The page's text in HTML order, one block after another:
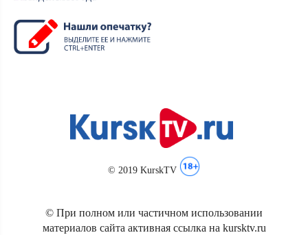
© 2019 KurskTV
© При полном или частичном использовании
материалов сайта активная ссылка на kursktv.ru